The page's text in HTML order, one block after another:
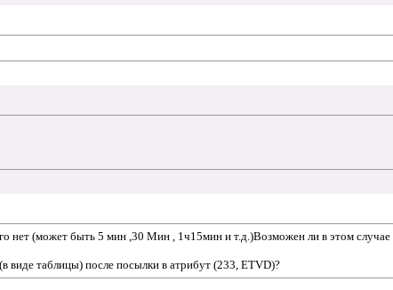
нет (может быть 5 мин ,30 Мин , 1ч15мин и т.д.)Возможен ли в этом
виде таблицы) после посылки в атрибут (233, ETVD)?